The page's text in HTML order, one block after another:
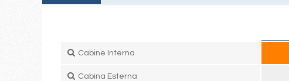
Cabine Interna
Cabina Esterna